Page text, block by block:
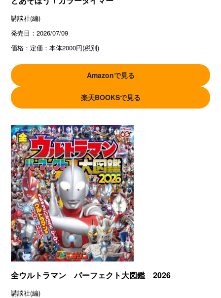
講談社(編)
発売日：2026/07/09
価格： 定価：本体2000円(税別)
Amazonで見る
楽天BOOKSで見る
全ウルトラマン パーフェクト大図鑑 2026
講談社(編)